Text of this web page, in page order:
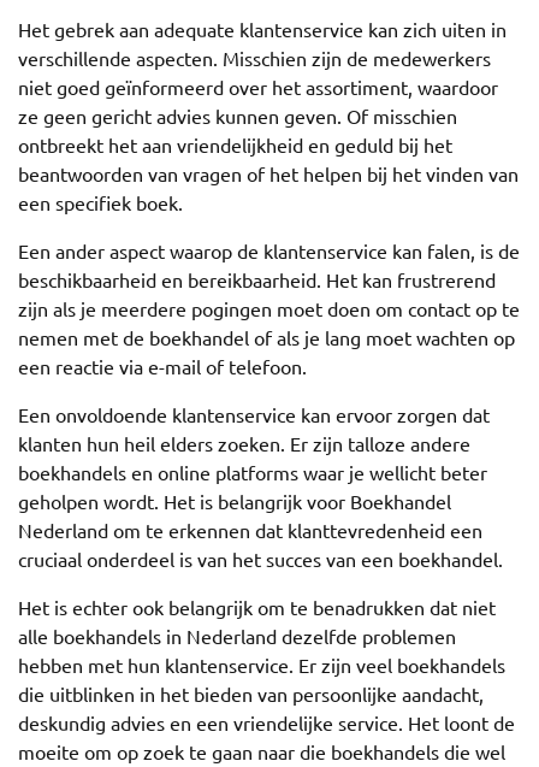
Het gebrek aan adequate klantenservice kan zich uiten in
verschillende aspecten. Misschien zijn de medewerkers
niet goed geïnformeerd over het assortiment, waardoor
ze geen gericht advies kunnen geven. Of misschien
ontbreekt het aan vriendelijkheid en geduld bij het
beantwoorden van vragen of het helpen bij het vinden van
een specifiek boek.
Een ander aspect waarop de klantenservice kan falen, is de
beschikbaarheid en bereikbaarheid. Het kan frustrerend
zijn als je meerdere pogingen moet doen om contact op te
nemen met de boekhandel of als je lang moet wachten op
een reactie via e-mail of telefoon.
Een onvoldoende klantenservice kan ervoor zorgen dat
klanten hun heil elders zoeken. Er zijn talloze andere
boekhandels en online platforms waar je wellicht beter
geholpen wordt. Het is belangrijk voor Boekhandel
Nederland om te erkennen dat klanttevredenheid een
cruciaal onderdeel is van het succes van een boekhandel.
Het is echter ook belangrijk om te benadrukken dat niet
alle boekhandels in Nederland dezelfde problemen
hebben met hun klantenservice. Er zijn veel boekhandels
die uitblinken in het bieden van persoonlijke aandacht,
deskundig advies en een vriendelijke service. Het loont de
moeite om op zoek te gaan naar die boekhandels die wel